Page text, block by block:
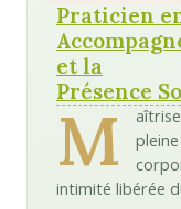
Praticien
et la
Présence
M
intimité libérée